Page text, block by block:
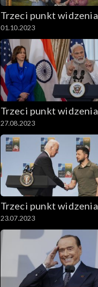
Trzeci punkt widzenia
01.10.2023
Trzeci punkt widzenia
27.08.2023
Trzeci punkt widzenia
23.07.2023